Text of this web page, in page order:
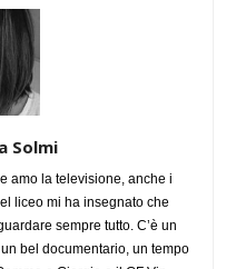
Solmi
amo la televisione, anche i
liceo mi ha insegnato che
sempre tutto. C’è un
bel documentario, un tempo